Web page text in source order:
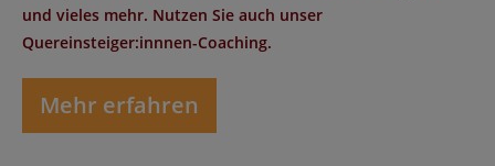
und vieles mehr. Nutzen Sie auch unser
Quereinsteiger:innnen-Coaching.
Mehr erfahren